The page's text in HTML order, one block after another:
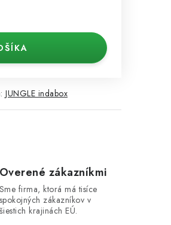
JUNGLE indabox
Overené zákazníkmi
Sme firma, ktorá má tisíce
spokojných zákazníkov v
šiestich krajinách EÚ.